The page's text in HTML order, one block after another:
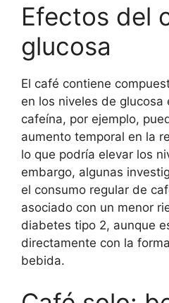
Efectos del
glucosa
El café contiene
en los niveles de glucosa
cafeína, por ejemplo,
aumento temporal en la
lo que podría elevar los
embargo, algunas
el consumo regular de
asociado con un menor
diabetes tipo 2, aunque
directamente con la
bebida.